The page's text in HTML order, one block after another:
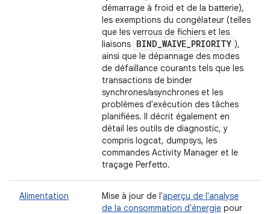
démarrage à froid et de la batterie),
les exemptions du congélateur (telles
que les verrous de fichiers et les
liaisons BIND_WAIVE_PRIORITY ),
ainsi que le dépannage des modes
de défaillance courants tels que les
transactions de binder
synchrones/asynchrones et les
problèmes d'exécution des tâches
planifiées. Il décrit également en
détail les outils de diagnostic, y
compris logcat, dumpsys, les
commandes Activity Manager et le
traçage Perfetto.
Alimentation Mise à jour de l'aperçu de l'analyse
de la consommation d'énergie pour